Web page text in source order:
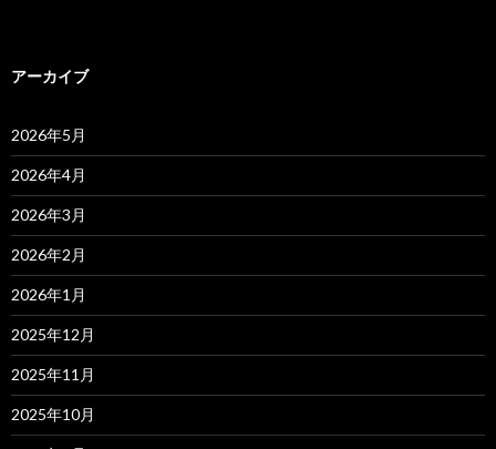
アーカイブ
2026年5月
2026年4月
2026年3月
2026年2月
2026年1月
2025年12月
2025年11月
2025年10月